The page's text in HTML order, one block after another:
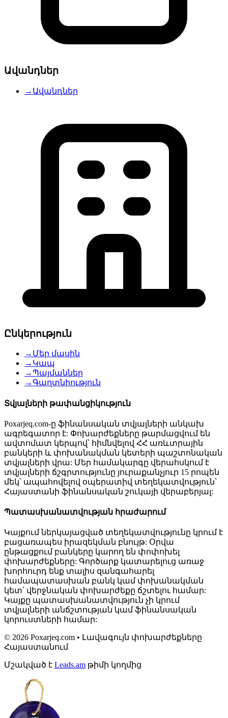
Ավանդներ
→ Ավանդներ
Ընկերություն
→ Մեր մասին
→ Կապ
→Պայմաններ
→Գաղտնիություն
Տվյալների թափանցիկություն
Poxarjeq.com-ը ֆինանսական տվյալների անկախ
ագրեգատոր է: Փոխարժեքները թարմացվում են
ավտոմատ կերպով՝ հիմնվելով ՀՀ առևտրային
բանկերի և փոխանակման կետերի պաշտոնական
տվյալների վրա: Մեր համակարգը վերահսկում է
տվյալների ճշգրտությունը յուրաքանչյուր 15 րոպեն
մեկ՝ ապահովելով օպերատիվ տեղեկատվություն՝
Հայաստանի ֆինանսական շուկայի վերաբերյալ:
Պատասխանատվության հրաժարում
Կայքում ներկայացված տեղեկատվությունը կրում է
բացառապես իրազեկման բնույթ: Օրվա
ընթացքում բանկերը կարող են փոփոխել
փոխարժեքները: Գործարք կատարելուց առաջ
խորհուրդ ենք տալիս զանգահարել
համապատասխան բանկ կամ փոխանակման
կետ՝ վերջնական փոխարժեքը ճշտելու համար:
Կայքը պատասխանատվություն չի կրում
տվյալների անճշտության կամ ֆինանսական
կորուստների համար:
© 2026 Poxarjeq.com • Լավագույն փոխարժեքները
Հայաստանում
Մշակված է Leads.am թիմի կողմից